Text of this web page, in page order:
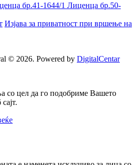
бр.41-1644/1 Лиценца бр.50-
Изјава за приватност при вршење на
© 2026. Powered by DigitalCentar
со цел да го подобриме Вашето